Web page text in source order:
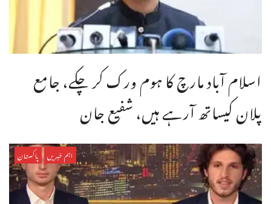
اسلام آباد مارچ کا ہوم ورک کر چکے، جامع
پلان کیساتھ آرہے ہیں، شفیع جان
اہم خبریں پاکستان